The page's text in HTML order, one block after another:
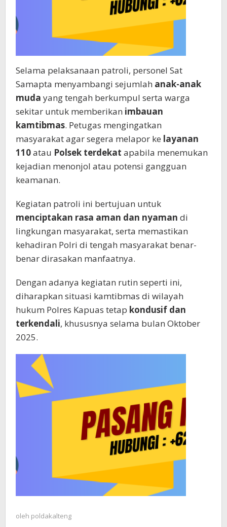
Selama pelaksanaan patroli, personel Sat
Samapta menyambangi sejumlah anak-anak
muda yang tengah berkumpul serta warga
sekitar untuk memberikan imbauan
kamtibmas. Petugas mengingatkan
masyarakat agar segera melapor ke layanan
110atau Polsek terdekat apabila menemukan
kejadian menonjol atau potensi gangguan
keamanan.
Kegiatan patroli ini bertujuan untuk
menciptakan rasa aman dan nyaman di
lingkungan masyarakat, serta memastikan
kehadiran Polri di tengah masyarakat benar-
benar dirasakan manfaatnya.
Dengan adanya kegiatan rutin seperti ini,
diharapkan situasi kamtibmas di wilayah
hukum Polres Kapuas tetap kondusif dan
terkendali, khususnya selama bulan Oktober
2025.
oleh poldakalteng